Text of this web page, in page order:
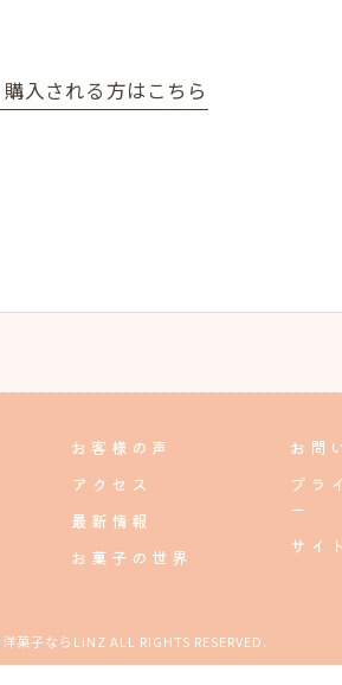
購入される方はこちら
お客様の声
アクセス
最新情報
お菓子の世界
お問
プラ
ー
サイ
菓子ならLiNZ ALL RIGHTS RESERVED.